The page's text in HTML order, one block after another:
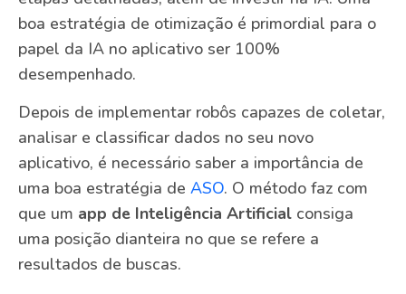
boa estratégia de otimização é primordial para o
papel da IA no aplicativo ser 100%
desempenhado.
Depois de implementar robôs capazes de coletar,
analisar e classificar dados no seu novo
aplicativo, é necessário saber a importância de
uma boa estratégia de ASO. O método faz com
que um app de Inteligência Artificial consiga
uma posição dianteira no que se refere a
resultados de buscas.